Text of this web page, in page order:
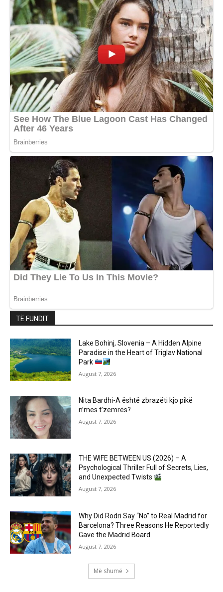
TË FUNDIT
Lake Bohinj, Slovenia – A Hidden Alpine
Paradise in the Heart of Triglav National
Park
August 7, 2026
Nita Bardhi-A është zbrazëti kjo pikë
n’mes t’zemrës?
August 7, 2026
THE WIFE BETWEEN US (2026) – A
Psychological Thriller Full of Secrets, Lies,
and Unexpected Twists
August 7, 2026
Why Did Rodri Say “No” to Real Madrid for
Barcelona? Three Reasons He Reportedly
Gave the Madrid Board
August 7, 2026
Më shumë